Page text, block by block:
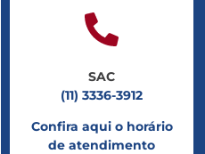
SAC
(11) 3336-3912
Confira aqui o horário
de atendimento